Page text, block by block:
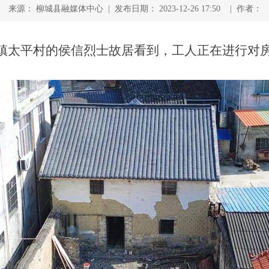
来源： 柳城县融媒体中心 | 发布日期： 2023-12-26 17:50 | 作者：
太平村的侯信烈士故居看到，工人正在进行对